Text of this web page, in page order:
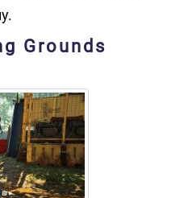
Grounds